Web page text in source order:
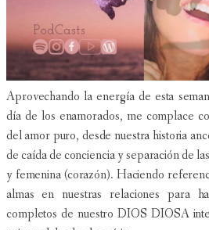
Aprovechando la energía de esta
día de los enamorados, me complace
del amor puro, desde nuestra historia
de caída de conciencia y separación de
y femenina (corazón). Haciendo
almas en nuestras relaciones para
completos de nuestro DIOS DIOSA